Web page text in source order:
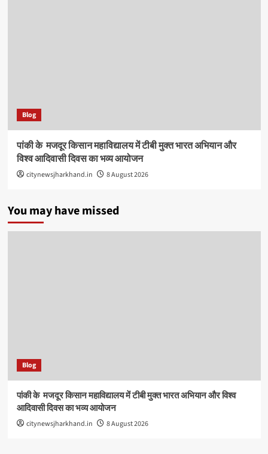
Blog
पांकी के ​ मजदूर किसान महाविद्यालय में टीबी मुक्त भारत अभियान और
विश्व आदिवासी दिवस का भव्य आयोजन
citynewsjharkhand.in 8 August 2026
You may have missed
Blog
पांकी के ​ मजदूर किसान महाविद्यालय में टीबी मुक्त भारत अभियान और विश्व
आदिवासी दिवस का भव्य आयोजन
citynewsjharkhand.in 8 August 2026